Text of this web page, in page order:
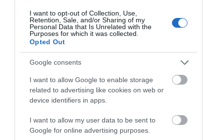
I want to opt-out of Collection, Use,
Retention, Sale, and/or Sharing of my
Personal Data that Is Unrelated with the
Purposes for which it was collected.
Opted Out
Google consents
I want to allow Google to enable storage
related to advertising like cookies on web or
device identifiers in apps.
I want to allow my user data to be sent to
Google for online advertising purposes.
οι αγαθοί τιμώνται και, αντίθετα,
παραμερίζονται οι ανάξιοι και οι κακοί. (
• Ποτέ μην δίνεις στους κακούς την εξουσία,
γιατί όταν αυτοί φουσκώσουν από το χρήμα ή
πάρουν κάποιο αξίωμα στην πόλη, χοροπηδάνε
σαν το λύκο, που άνοιξε ανέλπιστα η τύχη
• Ο άρχοντας δεν πρέπει ποτέ να λησμονεί τρία